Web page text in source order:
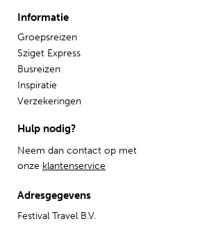
Informatie
Groepsreizen
Sziget Express
Busreizen
Inspiratie
Verzekeringen
Hulp nodig?
Neem dan contact op met
onze klantenservice
Adresgegevens
Festival Travel B.V.